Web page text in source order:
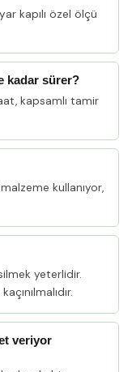
kapılı özel ölçü
kadar sürer?
kapsamlı tamir
kullanıyor,
yeterlidir.
veriyor